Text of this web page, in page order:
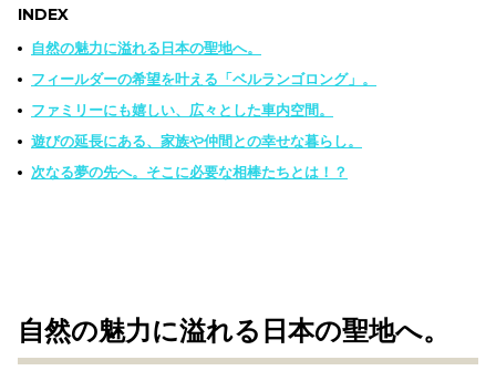
INDEX
自然の魅力に溢れる日本の聖地へ。
フィールダーの希望を叶える「ベルランゴロング」。
ファミリーにも嬉しい、広々とした車内空間。
遊びの延長にある、家族や仲間との幸せな暮らし。
次なる夢の先へ。そこに必要な相棒たちとは！？
自然の魅力に溢れる日本の聖地へ。